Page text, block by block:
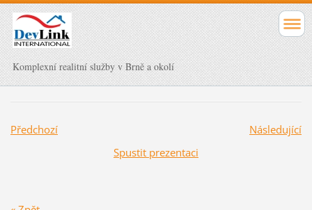
Komplexní realitní služby v Brně a okolí
Předchozí
Následující
Spustit prezentaci